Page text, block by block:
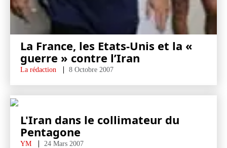
La France, les Etats-Unis et la «
guerre » contre l’Iran
La rédaction 8 Octobre 2007
L'Iran dans le collimateur du
Pentagone
YM 24 Mars 2007